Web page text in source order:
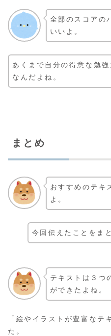
全部のスコアの
いいよ。
あくまで自分の得意な勉
なんだよね。
まとめ
おすすめのテキ
よ。
今回伝えたことをま
テキストは３つ
ができたよね。
「絵やイラストが豊富なテ
た。